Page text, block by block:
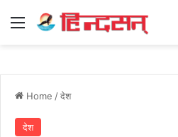
Menu
Home /देश
देश